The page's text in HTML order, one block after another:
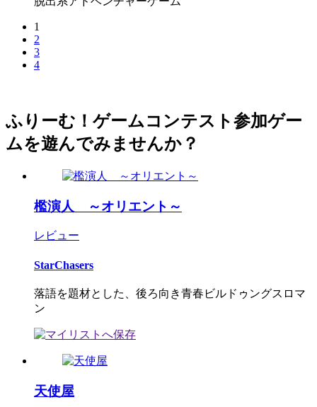
1
2
3
4
ふりーむ！ゲームコンテスト参加ゲー
ムを遊んでみませんか？
檻演人 ～オリエント～
レビュー
StarChasers
落語を題材とした、後ろ向き青春ビルドゥングスロマ
ン
天使屋